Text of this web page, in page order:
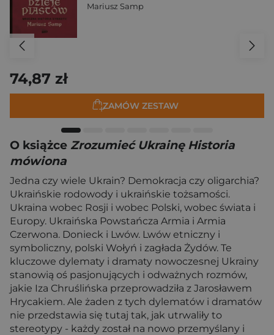
Mariusz Samp
74,87 zł
ZAMÓW ZESTAW
O książce Zrozumieć Ukrainę Historia
mówiona
Jedna czy wiele Ukrain? Demokracja czy oligarchia?
Ukraińskie rodowody i ukraińskie tożsamości.
Ukraina wobec Rosji i wobec Polski, wobec świata i
Europy. Ukraińska Powstańcza Armia i Armia
Czerwona. Donieck i Lwów. Lwów etniczny i
symboliczny, polski Wołyń i zagłada Żydów. Te
kluczowe dylematy i dramaty nowoczesnej Ukrainy
stanowią oś pasjonujących i odważnych rozmów,
jakie Iza Chruślińska przeprowadziła z Jarosławem
Hrycakiem. Ale żaden z tych dylematów i dramatów
nie przedstawia się tutaj tak, jak utrwaliły to
stereotypy - każdy został na nowo przemyślany i